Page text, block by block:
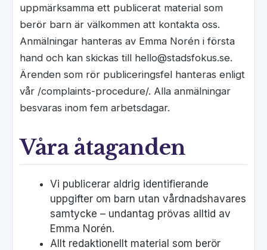
uppmärksamma ett publicerat material som
berör barn är välkommen att kontakta oss.
Anmälningar hanteras av Emma Norén i första
hand och kan skickas till hello@stadsfokus.se.
Ärenden som rör publiceringsfel hanteras enligt
vår /complaints-procedure/. Alla anmälningar
besvaras inom fem arbetsdagar.
Våra åtaganden
Vi publicerar aldrig identifierande
uppgifter om barn utan vårdnadshavares
samtycke – undantag prövas alltid av
Emma Norén.
Allt redaktionellt material som berör